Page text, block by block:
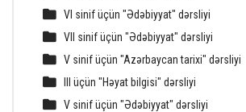
VI sinif üçün "Ədəbiyyat" dərsliyi
VII sinif üçün "Ədəbiyyat" dərsliyi
V sinif üçün "Azərbaycan tarixi" dərsliyi
III üçün "Həyat bilgisi" dərsliyi
V sinif üçün "Ədəbiyyat" dərsliyi